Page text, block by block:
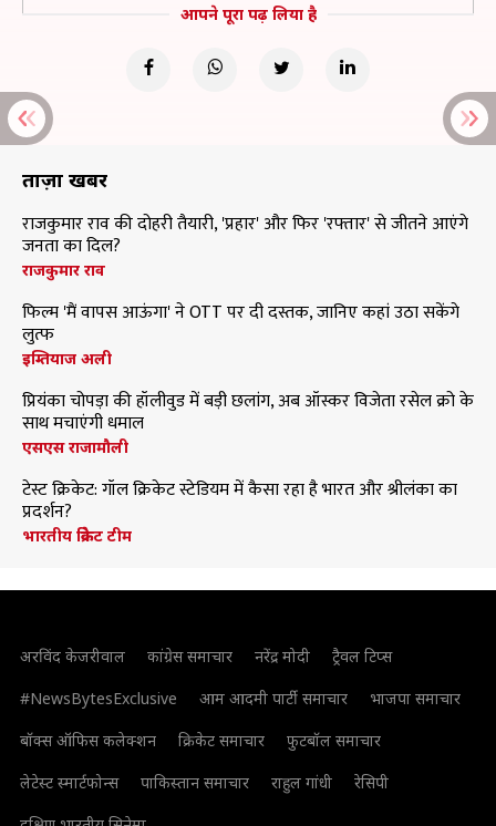
आपने पूरा पढ़ लिया है
ताज़ा खबरें
राजकुमार राव की दोहरी तैयारी, 'प्रहार' और फिर 'रफ्तार' से जीतने आएंगे
जनता का दिल?
राजकुमार राव
फिल्म 'मैं वापस आऊंगा' ने OTT पर दी दस्तक, जानिए कहां उठा सकेंगे
लुत्फ
इम्तियाज अली
प्रियंका चोपड़ा की हॉलीवुड में बड़ी छलांग, अब ऑस्कर विजेता रसेल क्रो के
साथ मचाएंगी धमाल
एसएस राजामौली
टेस्ट क्रिकेट: गॉल क्रिकेट स्टेडियम में कैसा रहा है भारत और श्रीलंका का
प्रदर्शन?
भारतीय क्रिकेट टीम
अरविंद केजरीवाल कांग्रेस समाचार नरेंद्र मोदी
ट्रैवल टिप्स
#NewsBytesExclusive
आम आदमी पार्टी समाचार
भाजपा समाचार
बॉक्स ऑफिस कलेक्शन
क्रिकेट समाचार
फुटबॉल समाचार
लेटेस्ट स्मार्टफोन्स
पाकिस्तान समाचार राहुल गांधी
रेसिपी